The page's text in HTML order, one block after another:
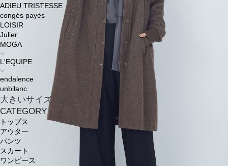
ADIEU TRISTESSE
congés payés
LOISIR
Julier
MOGA
L'EQUIPE
endalence
unbilanc
大きいサイズ
CATEGORY
トップス
アウター
パンツ
スカート
ワンピース